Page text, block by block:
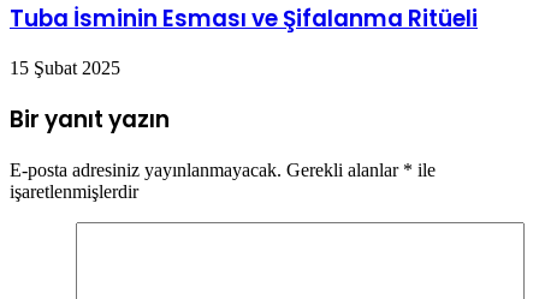
Tuba İsminin Esması ve Şifalanma Ritüeli
15 Şubat 2025
Bir yanıt yazın
E-posta adresiniz yayınlanmayacak. Gerekli alanlar * ile
işaretlenmişlerdir